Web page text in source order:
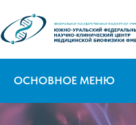
ОСНОВНОЕ МЕНЮ